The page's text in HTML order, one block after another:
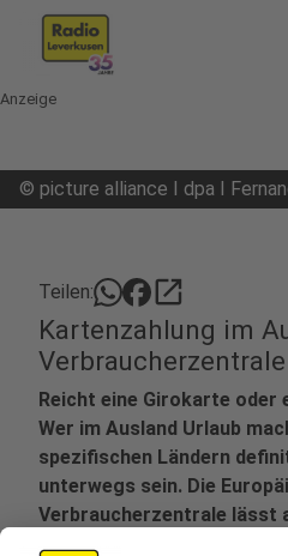
Anzeige
© picture alliance I dpa I
Teilen: open_in_new
Kartenzahlung im
Verbraucherzentrale
Reicht eine Girokarte oder
Wer im Ausland Urlaub
spezifischen Ländern
unterwegs sein. Die
Verbraucherzentrale lässt
euch da.